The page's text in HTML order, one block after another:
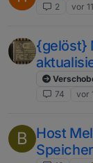
2 vor
{gelöst}
74
vor
B Host